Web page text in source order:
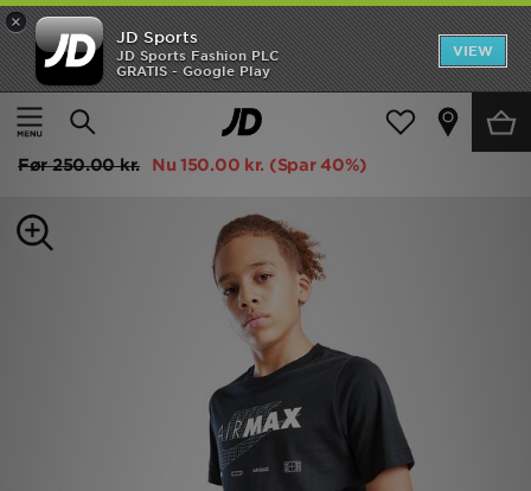
×
JD Sports
JD Sports Fashion PLC
GRATIS - Google Play
VIEW
Hjem
Børn Junior Tøj (8-15 År)
Nike Air Max Kortærmet T-Shirt Junior
Før250.00 kr. Nu 150.00 kr. (Spar 40%)
Hjem
Udsalg
Damer